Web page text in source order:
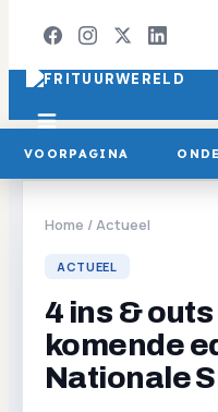
VOORPAGINA
Home /Actueel
ACTUEEL
4 ins &
komende
Nationale